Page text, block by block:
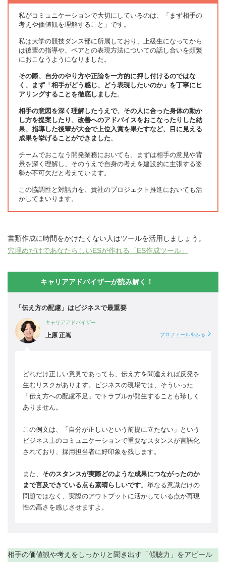
私がコミュニケーションで大切にしているのは、「まず相手の
考えや価値観を理解すること」です。
私は大学の競技ダンス部に所属しており、上級生になってから
は後輩の指導や、ペアとの表現方法についての話し合いを頻繁
におこなうようになりました。
その際、自分のやり方や正論を一方的に押し付けるのではな
く、まず「相手がどう感じ、どう表現したいのか」を丁寧にヒ
アリングすることを徹底しました。
相手の意図を深く理解したうえで、その人に合った身体の動か
し方を提案したり、改善へのアドバイスをおこなったりした結
果、指導した後輩が大会で上位入賞を果たすなど、目に見える
成果を挙げることができました。
チームでおこなう開発業務においても、まずは相手の意見や背
景を深く理解し、そのうえで自身の考えを建設的に主張する姿
勢が不可欠だと考えています。
この協調性と対話力を、貴社のプロジェクト推進においても活
かしてまいります。
書類作成に時間をかけたくない人はツールを活用しましょう。
穴埋めだけであなたらしいESが作れる「ES作成ツール」
キャリアアドバイザーが読み解く！
「伝え方の配慮」はビジネスで最重要
キャリアアドバイザー
上原 正嵩 プロフィールをみる
どれだけ正しい意見であっても、伝え方を間違えれば反発を
生むリスクがあります。ビジネスの現場では、そういった
「伝え方への配慮不足」でトラブルが発生することも珍しく
ありません。
この例文は、「自分が正しいという前提に立たない」という
ビジネス上のコミュニケーションで重要なスタンスが言語化
されており、採用担当者に好印象を残します。
また、 そのスタンスが実際どのような成果につながったのか
まで言及できている点も素晴らしいです。単なる意識だけの
問題ではなく、実際のアウトプットに活かしている点が再現
性の高さを感じさせますよ。
相手の価値観や考えをしっかりと聞き出す「傾聴力」をアピール